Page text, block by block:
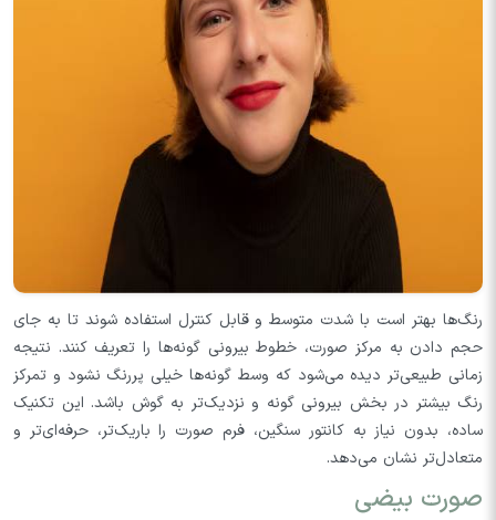
رنگ‌ها بهتر است با شدت متوسط و قابل کنترل استفاده شوند تا به جای
حجم دادن به مرکز صورت، خطوط بیرونی گونه‌ها را تعریف کنند. نتیجه
زمانی طبیعی‌تر دیده می‌شود که وسط گونه‌ها خیلی پررنگ نشود و تمرکز
رنگ بیشتر در بخش بیرونی گونه و نزدیک‌تر به گوش باشد. این تکنیک
ساده، بدون نیاز به کانتور سنگین، فرم صورت را باریک‌تر، حرفه‌ای‌تر و
متعادل‌تر نشان می‌دهد.
صورت بیضی